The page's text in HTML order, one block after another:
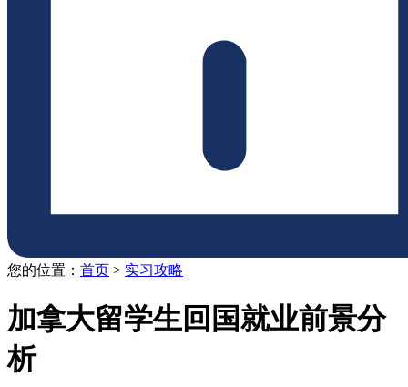
您的位置： 首页 > 实习攻略
加拿大留学生回国就业前景分
析